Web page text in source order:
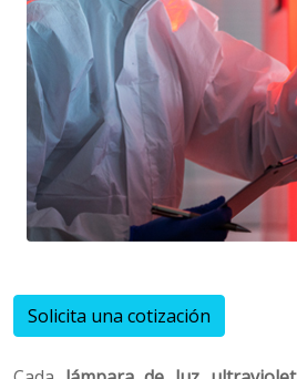
Solicita una cotización